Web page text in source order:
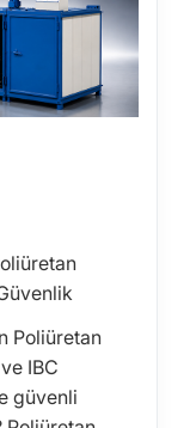
Poliüretan
IBC
güvenli